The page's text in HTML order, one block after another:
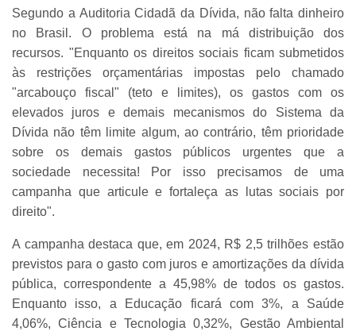
Segundo a Auditoria Cidadã da Dívida, não falta dinheiro
no Brasil. O problema está na má distribuição dos
recursos. "Enquanto os direitos sociais ficam submetidos
às restrições orçamentárias impostas pelo chamado
"arcabouço fiscal" (teto e limites), os gastos com os
elevados juros e demais mecanismos do Sistema da
Dívida não têm limite algum, ao contrário, têm prioridade
sobre os demais gastos públicos urgentes que a
sociedade necessita! Por isso precisamos de uma
campanha que articule e fortaleça as lutas sociais por
direito".
A campanha destaca que, em 2024, R$ 2,5 trilhões estão
previstos para o gasto com juros e amortizações da dívida
pública, correspondente a 45,98% de todos os gastos.
Enquanto isso, a Educação ficará com 3%, a Saúde
4,06%, Ciência e Tecnologia 0,32%, Gestão Ambiental